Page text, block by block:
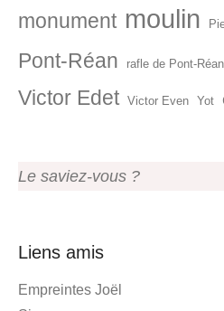
monument moulin
Pont-Réan rafle de Pont-Réan
Victor Edet Victor Even Yot
Le saviez-vous ?
Liens amis
Empreintes Joël